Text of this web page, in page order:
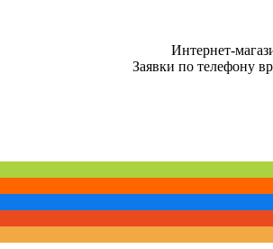
Интернет-
Заявки по телефону